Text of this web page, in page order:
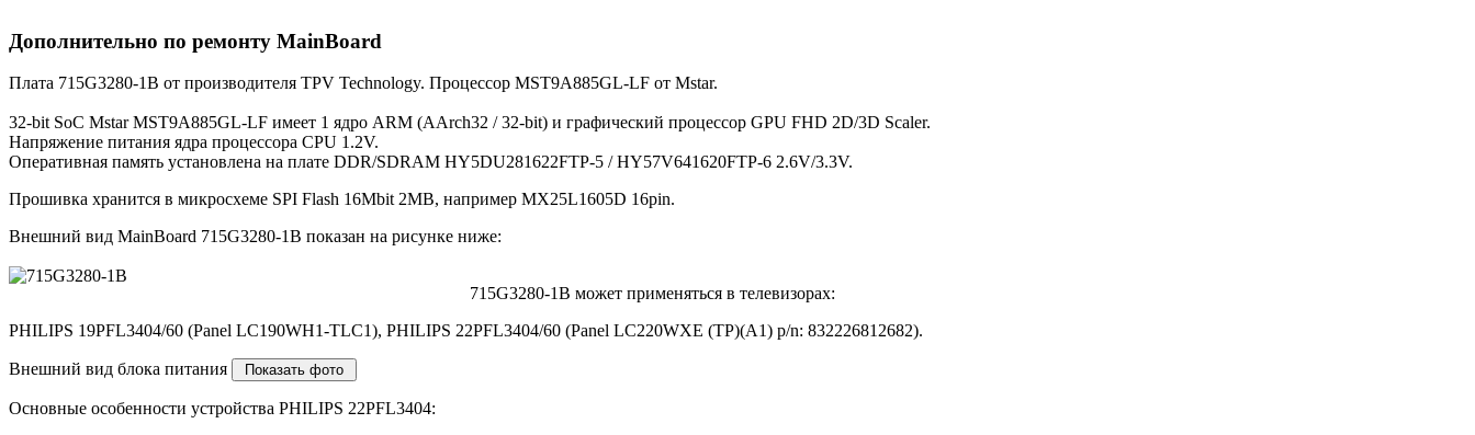
Дополнительно по ремонту MainBoard
Плата 715G3280-1B от производителя TPV Technology. Процессор MST9A885GL-LF от Mstar.
32-bit SoC Mstar MST9A885GL-LF имеет 1 ядро ARM (AArch32 / 32-bit) и графический процессор GPU FHD 2D/3D Scaler.
Напряжение питания ядра процессора CPU 1.2V.
Оперативная память установлена на плате DDR/SDRAM HY5DU281622FTP-5 / HY57V641620FTP-6 2.6V/3.3V.
Прошивка хранится в микросхеме SPI Flash 16Mbit 2MB, например MX25L1605D 16pin.
Внешний вид MainBoard 715G3280-1B показан на рисунке ниже:
715G3280-1B может применяться в телевизорах:
PHILIPS 19PFL3404/60 (Panel LC190WH1-TLC1), PHILIPS 22PFL3404/60 (Panel LC220WXE (TP)(A1) p/n: 832226812682).
Внешний вид блока питания
Основные особенности устройства PHILIPS 22PFL3404: